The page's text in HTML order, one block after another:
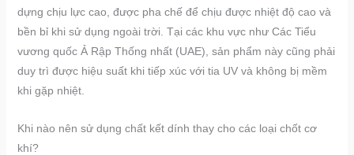
dựng chịu lực cao, được pha chế để chịu được nhiệt độ cao và
bền bỉ khi sử dụng ngoài trời. Tại các khu vực như Các Tiểu
vương quốc Ả Rập Thống nhất (UAE), sản phẩm này cũng phải
duy trì được hiệu suất khi tiếp xúc với tia UV và không bị mềm
khi gặp nhiệt.
Khi nào nên sử dụng chất kết dính thay cho các loại chốt cơ
khí?